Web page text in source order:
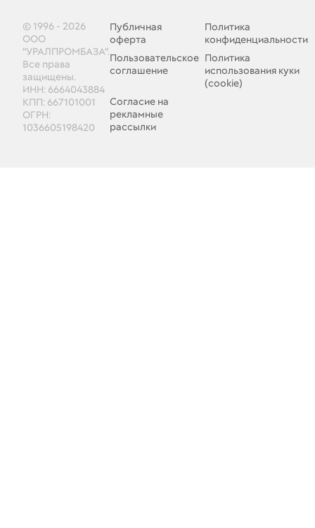
© 1996 - 2026
ООО
"УРАЛПРОМБАЗА".
Все права
защищены.
ИНН: 6664043884
КПП: 667101001
ОГРН:
1036605198420
Публичная
оферта
Политика
конфиденциальности
Пользовательское
соглашение
Политика
использования куки
(cookie)
Согласие на
рекламные
рассылки